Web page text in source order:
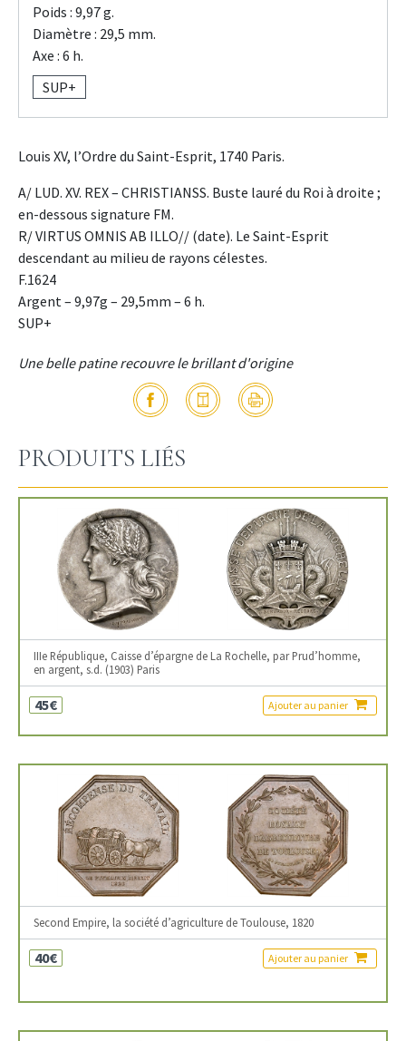
Poids : 9,97 g.
Diamètre : 29,5 mm.
Axe : 6 h.
SUP+
Louis XV, l’Ordre du Saint-Esprit, 1740 Paris.
A/ LUD. XV. REX – CHRISTIANSS. Buste lauré du Roi à droite ;
en-dessous signature FM.
R/ VIRTUS OMNIS AB ILLO// (date). Le Saint-Esprit
descendant au milieu de rayons célestes.
F.1624
Argent – 9,97g – 29,5mm – 6 h.
SUP+
Une belle patine recouvre le brillant d'origine
PRODUITS LIÉS
IIIe République, Caisse d’épargne de La Rochelle, par Prud’homme,
en argent, s.d. (1903) Paris
45€ Ajouter au panier
Second Empire, la société d’agriculture de Toulouse, 1820
40€ Ajouter au panier